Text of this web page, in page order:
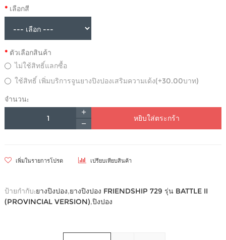
เลือกสี
ตัวเลือกสินค้า
ไม่ใช้สิทธิ์แลกซื้อ
ใช้สิทธิ์ เพิ่มบริการจูนยางปิงปองเสริมความเด้ง(+30.00บาท)
จำนวน:
หยิบใส่ตระกร้า
เพิ่มในรายการโปรด เปรียบเทียบสินค้า
ป้ายกำกับ:ยางปิงปอง,ยางปิงปอง FRIENDSHIP 729 รุ่น BATTLE II
(PROVINCIAL VERSION),ปิงปอง